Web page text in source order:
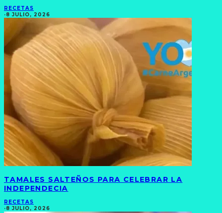
RECETAS
·8 JULIO, 2026
TAMALES SALTEÑOS PARA CELEBRAR LA
INDEPENDECIA
RECETAS
·8 JULIO, 2026